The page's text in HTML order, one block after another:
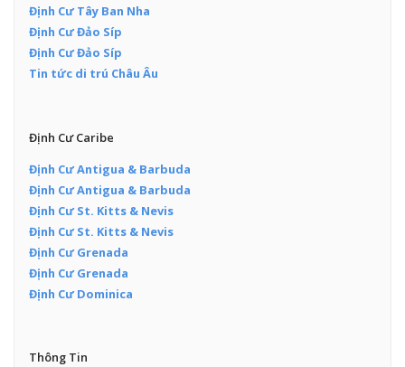
Định Cư Tây Ban Nha
Định Cư Đảo Síp
Định Cư Đảo Síp
Tin tức di trú Châu Âu
Định Cư Caribe
Định Cư Antigua & Barbuda
Định Cư Antigua & Barbuda
Định Cư St. Kitts & Nevis
Định Cư St. Kitts & Nevis
Định Cư Grenada
Định Cư Grenada
Định Cư Dominica
Thông Tin